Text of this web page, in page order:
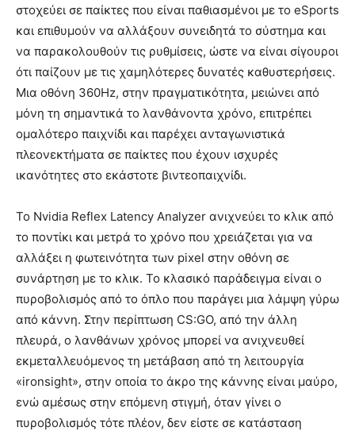
στοχεύει σε παίκτες που είναι παθιασμένοι με το eSports
και επιθυμούν να αλλάξουν συνειδητά το σύστημα και
να παρακολουθούν τις ρυθμίσεις, ώστε να είναι σίγουροι
ότι παίζουν με τις χαμηλότερες δυνατές καθυστερήσεις.
Μια οθόνη 360Hz, στην πραγματικότητα, μειώνει από
μόνη τη σημαντικά το λανθάνοντα χρόνο, επιτρέπει
ομαλότερο παιχνίδι και παρέχει ανταγωνιστικά
πλεονεκτήματα σε παίκτες που έχουν ισχυρές
ικανότητες στο εκάστοτε βιντεοπαιχνίδι.
Το Nvidia Reflex Latency Analyzer ανιχνεύει το κλικ από
το ποντίκι και μετρά το χρόνο που χρειάζεται για να
αλλάξει η φωτεινότητα των pixel στην οθόνη σε
συνάρτηση με το κλικ. Το κλασικό παράδειγμα είναι ο
πυροβολισμός από το όπλο που παράγει μια λάμψη γύρω
από κάννη. Στην περίπτωση CS:GO, από την άλλη
πλευρά, ο λανθάνων χρόνος μπορεί να ανιχνευθεί
εκμεταλλευόμενος τη μετάβαση από τη λειτουργία
«ironsight», στην οποία το άκρο της κάννης είναι μαύρο,
ενώ αμέσως στην επόμενη στιγμή, όταν γίνει ο
πυροβολισμός τότε πλέον, δεν είστε σε κατάσταση